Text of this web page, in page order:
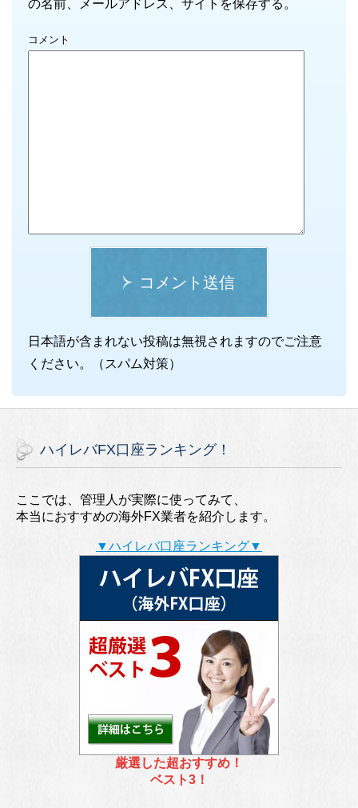
の名前、メールアドレス、サイトを保存する。
コメント
コメント送信
日本語が含まれない投稿は無視されますのでご注意
ください。（スパム対策）
ハイレバFX口座ランキング！
ここでは、管理人が実際に使ってみて、
本当におすすめの海外FX業者を紹介します。
▼ハイレバ口座ランキング▼
厳選した超おすすめ！
ベスト3！